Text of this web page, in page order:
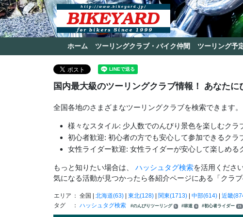
ホーム ツーリングクラブ・バイク仲間 ツーリング予
国内最大級のツーリングクラブ情報！ あなた
全国各地のさまざまなツーリングクラブを検索できます。
様々なスタイル: 少人数でのんびり景色を楽しむク
初心者歓迎: 初心者の方でも安心して参加できるクラ
女性ライダー歓迎: 女性ライダーが安心して楽しめる
もっと知りたい場合は、 ハッシュタグ検索を活用ください
気になる活動が見つかったら各紹介ページにある「クラ
エリア ： 全国 | 北海道(63)| 東北(128)| 関東(1713)| 中部(614)| 近畿
タグ
： ハッシュタグ検索 #のんびりツーリング 5 #林道 6 #初心者ライダー 21